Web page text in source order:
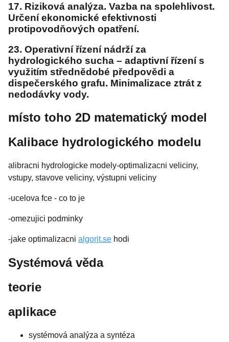
17. Riziková analýza. Vazba na spolehlivost.
Určení ekonomické efektivnosti
protipovodňových opatření.
23. Operativní řízení nádrží za
hydrologického sucha – adaptivní řízení s
využitím střednědobé předpovědi a
dispečerského grafu. Minimalizace ztrát z
nedodávky vody.
místo toho 2D matematický model
Kalibace hydrologického modelu
alibracni hydrologicke modely-optimalizacni veliciny,
vstupy, stavove veliciny, výstupni veliciny
-ucelova fce - co to je
-omezujici podminky
-jake optimalizacni algorit.se hodi
Systémová věda
teorie
aplikace
systémová analýza a syntéza